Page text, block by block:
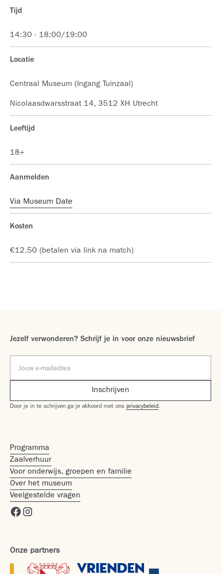
Tijd
14:30 - 18:00/19:00
Locatie
Centraal Museum (Ingang Tuinzaal)
Nicolaasdwarsstraat 14, 3512 XH Utrecht
Leeftijd
18+
Aanmelden
Via Museum Date
Kosten
€12,50 (betalen via link na match)
Programma
Zaalverhuur
Voor onderwijs, groepen en familie
Over het museum
Veelgestelde vragen
Onze partners
Jezelf verwonderen? Schrijf je in voor onze nieuwsbrief
Door je in te schrijven ga je akkoord met ons privacybeleid.